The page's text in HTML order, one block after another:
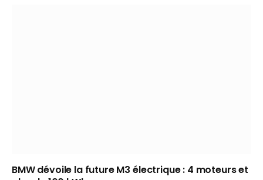
BMW dévoile la future M3 électrique : 4 moteurs et